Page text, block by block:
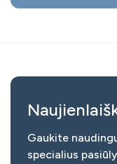
Gaukite
specialius